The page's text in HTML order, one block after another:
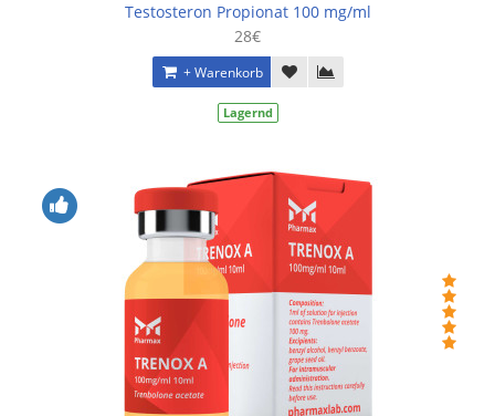
Testosteron Propionat 100 mg/ml
28€
+ Warenkorb
Lagernd